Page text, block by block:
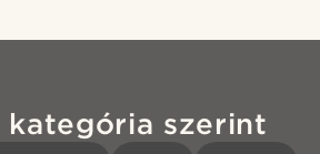
kategória szerint